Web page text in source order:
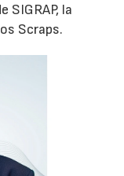
SIGRAP, la
Scraps.